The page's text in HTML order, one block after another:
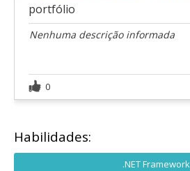
portfólio
Nenhuma descrição informada
0
Habilidades:
.NET Framework